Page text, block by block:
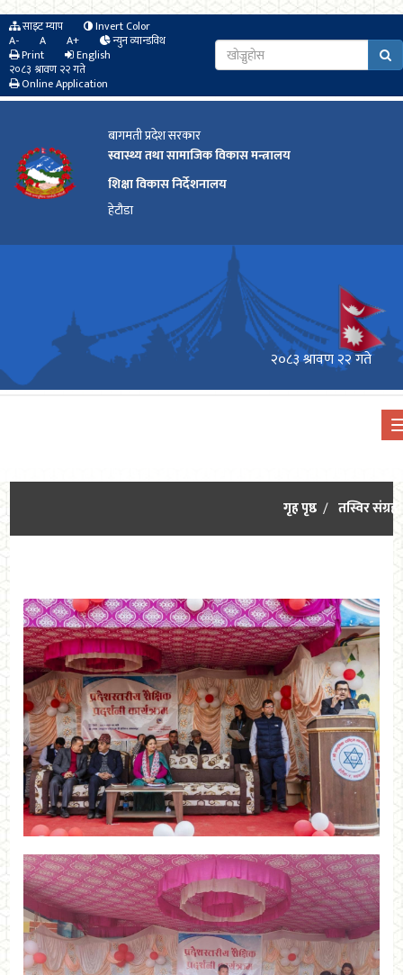
साइट म्याप
Invert Color
A-
A A+
न्युन व्यान्डविथ
Print
English
२०८३ श्रावण २२ गते
Online Application
बागमती प्रदेश सरकार
स्वास्थ्य तथा सामाजिक विकास मन्त्रालय
शिक्षा विकास निर्देशनालय
हेटौडा
२०८३ श्रावण २२ गते
गृह पृष्ठ तस्विर संग्रह